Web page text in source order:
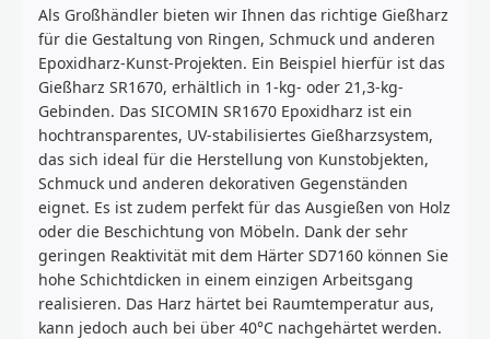
Als Großhändler bieten wir Ihnen das richtige Gießharz
für die Gestaltung von Ringen, Schmuck und anderen
Epoxidharz-Kunst-Projekten. Ein Beispiel hierfür ist das
Gießharz SR1670, erhältlich in 1-kg- oder 21,3-kg-
Gebinden. Das SICOMIN SR1670 Epoxidharz ist ein
hochtransparentes, UV-stabilisiertes Gießharzsystem,
das sich ideal für die Herstellung von Kunstobjekten,
Schmuck und anderen dekorativen Gegenständen
eignet. Es ist zudem perfekt für das Ausgießen von Holz
oder die Beschichtung von Möbeln. Dank der sehr
geringen Reaktivität mit dem Härter SD7160 können Sie
hohe Schichtdicken in einem einzigen Arbeitsgang
realisieren. Das Harz härtet bei Raumtemperatur aus,
kann jedoch auch bei über 40°C nachgehärtet werden.